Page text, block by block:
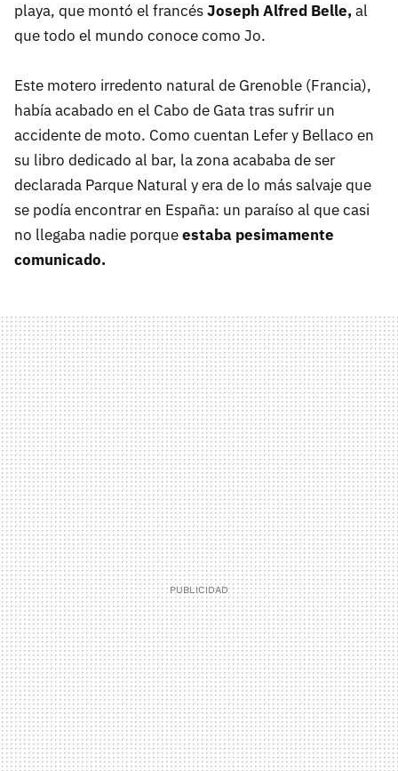
playa, que montó el francésJoseph Alfred Belle,al
que todo el mundo conoce como Jo.
Este motero irredento natural de Grenoble (Francia),
había acabado en el Cabo de Gata tras sufrir un
accidente de moto. Como cuentan Lefer y Bellaco en
su libro dedicado al bar, la zona acababa de ser
declarada Parque Natural y era de lo más salvaje que
se podía encontrar en España: un paraíso al que casi
no llegaba nadie porqueestaba pesimamente
comunicado.